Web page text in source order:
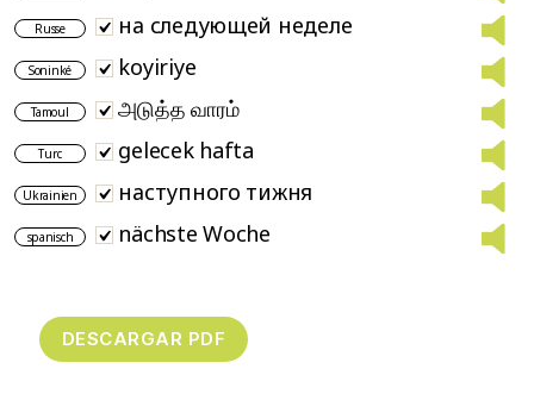
Russe на следующей неделе
Soninké koyiriye
Tamoul அடுத்த வாரம்
Turc gelecek hafta
Ukrainien наступного тижня
spanisch nächste Woche